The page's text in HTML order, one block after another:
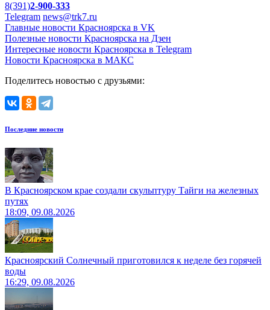
8(391)2-900-333
Telegram news@trk7.ru
Главные новости Красноярска в VK
Полезные новости Красноярска на Дзен
Интересные новости Красноярска в Telegram
Новости Красноярска в МАКС
Поделитесь новостью с друзьями:
Последние новости
В Красноярском крае создали скульптуру Тайги на железных
путях
18:09, 09.08.2026
Красноярский Солнечный приготовился к неделе без горячей
воды
16:29, 09.08.2026